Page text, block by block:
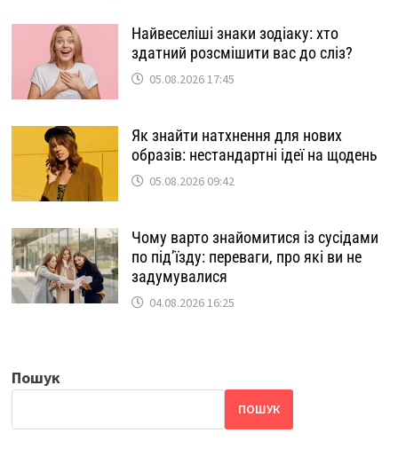
Найвеселіші знаки зодіаку: хто
здатний розсмішити вас до сліз?
05.08.2026 17:45
Як знайти натхнення для нових
образів: нестандартні ідеї на щодень
05.08.2026 09:42
Чому варто знайомитися із сусідами
по під’їзду: переваги, про які ви не
задумувалися
04.08.2026 16:25
Пошук
ПОШУК